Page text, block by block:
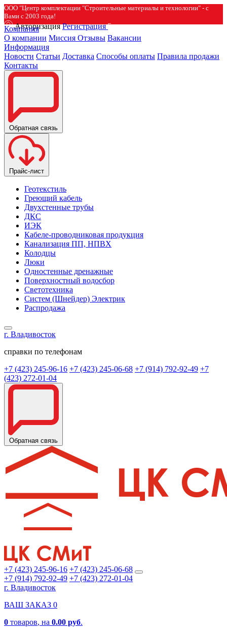
ООО "Центр комплектации "Строительные материалы и технологии" - с
Вами с 2003 года!
Авторизация Регистрация
Компания
О компании Миссия Отзывы Вакансии
Информация
Новости Статьи Доставка Способы оплаты Правила продажи
Контакты
Обратная связь
Прайс-лист
Геотекстиль
Греющий кабель
Двухстенные трубы
ДКС
ИЭК
Кабеле-проводниковая продукция
Канализация ПП, НПВХ
Колодцы
Люки
Одностенные дренажные
Поверхностный водосбор
Светотехника
Систем (Шнейдер) Электрик
Распродажа
г. Владивосток
справки по телефонам
+7 (423) 245-96-16 +7 (423) 245-06-68 +7 (914) 792-92-49 +7
(423) 272-01-04
Обратная связь
+7 (423) 245-96-16 +7 (423) 245-06-68
+7 (914) 792-92-49 +7 (423) 272-01-04
г. Владивосток
ВАШ ЗАКАЗ 0
0 товаров, на 0.00 руб.